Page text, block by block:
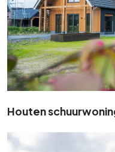
Houten